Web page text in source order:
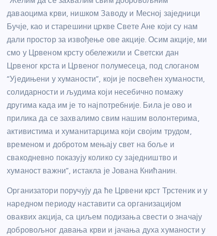
даваоцима крви, нишком Заводу и Месној заједници
Бучје, као и старешини цркве Свете Ане који су нам
дали простор за извођење ове акције. Осим акције, ми
смо у Црвеном крсту обележили и Светски дан
Црвеног крста и Црвеног полумесеца, под слоганом
“Уједињени у хуманости”, који је посвећен хуманости,
солидарности и људима који несебично помажу
другима када им је то најпотребније. Била је ово и
прилика да се захвалимо свим нашим волонтерима,
активистима и хуманитарцима који својим трудом,
временом и добротом мењају свет на боље и
свакодневно показују колико су заједништво и
хуманост важни”, истакла је Јована Книћанин.
Организатори поручују да ће Црвени крст Трстеник и у
наредном периоду наставити са организацијом
оваквих акција, са циљем подизања свести о значају
добровољног давања крви и јачања духа хуманости у